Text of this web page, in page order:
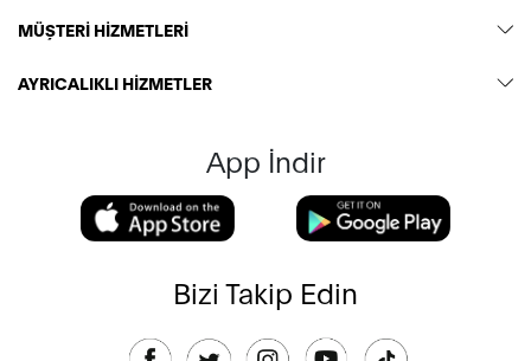
MÜŞTERİ HİZMETLERİ
AYRICALIKLI HİZMETLER
App İndir
Bizi Takip Edin